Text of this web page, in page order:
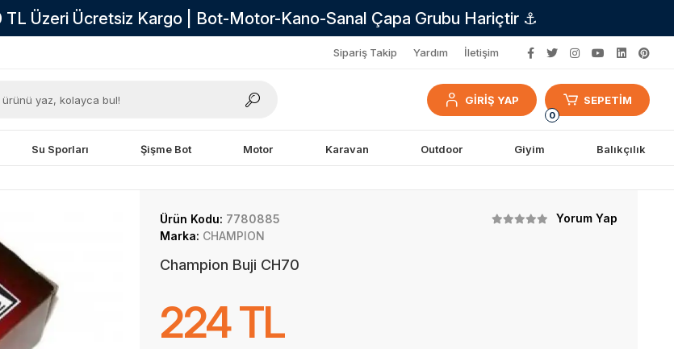
TL Üzeri Ücretsiz Kargo | Bot-Motor-Kano-Sanal Çapa Grubu Hariçtir ⚓
Sipariş Takip Yardım İletişim
GİRİŞ YAP
0
SEPETİM
Su Sporları Şişme Bot Motor Karavan Outdoor Giyim Balıkçılık
Ürün Kodu: 7780885
Yorum Yap
Marka: CHAMPION
Champion Buji CH70
224 TL